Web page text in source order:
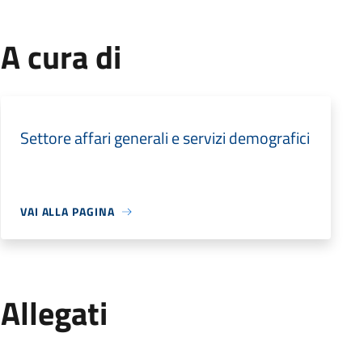
A cura di
Settore affari generali e servizi demografici
VAI ALLA PAGINA
Allegati